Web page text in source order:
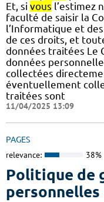
Et, si vous l’estimez
faculté de saisir la
l’Informatique et
de ces droits, et
données traitées Le
données
collectées
éventuellement
traitées sont
11/04/2025 13:09
PAGES
relevance: 38%
Politique de
personnelles